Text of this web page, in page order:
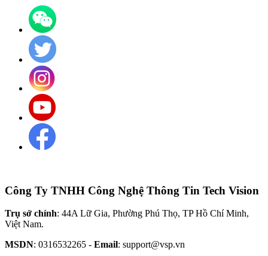
Công Ty TNHH Công Nghệ Thông Tin Tech Vision
Trụ sở chính: 44A Lữ Gia, Phường Phú Thọ, TP Hồ Chí Minh,
Việt Nam.
MSDN: 0316532265 - Email: support@vsp.vn